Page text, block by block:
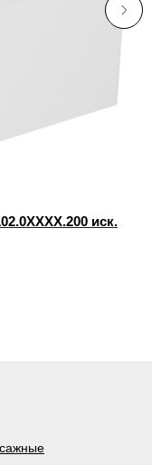
иск.